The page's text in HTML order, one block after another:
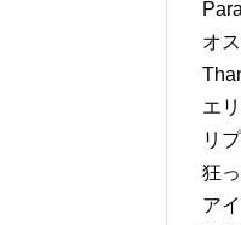
オ
エ
リ
狂
ア